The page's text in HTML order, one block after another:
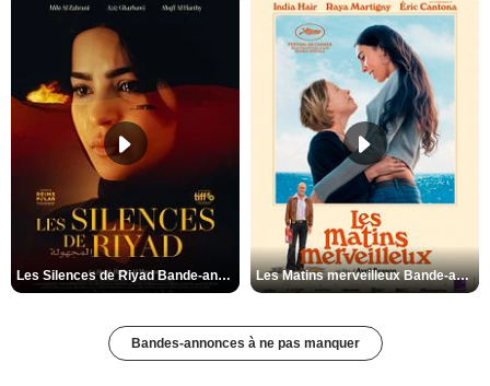
Les Silences de Riyad Bande-annonce VO STFR Les Matins merveilleux Bande-annonce VF
Bandes-annonces à ne pas manquer